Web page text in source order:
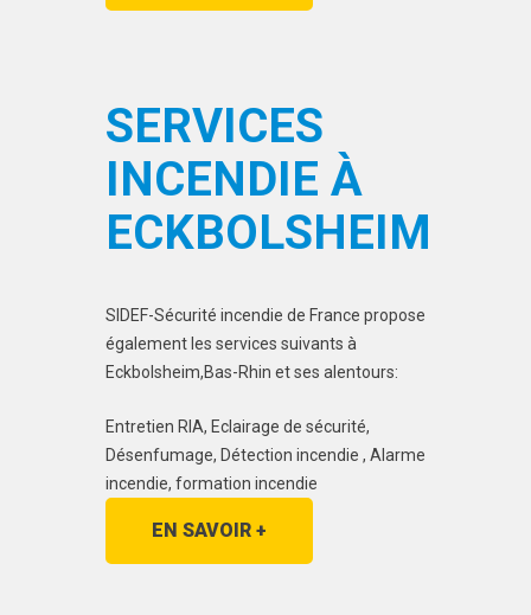
SERVICES
INCENDIE À
ECKBOLSHEIM
SIDEF-Sécurité incendie de France propose
également les services suivants à
Eckbolsheim,Bas-Rhin et ses alentours:
Entretien RIA, Eclairage de sécurité,
Désenfumage, Détection incendie , Alarme
incendie, formation incendie
EN SAVOIR +